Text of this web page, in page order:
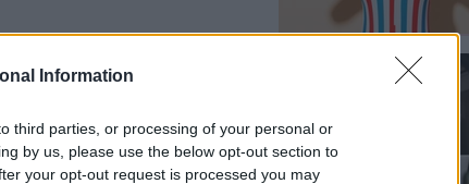
Information
third parties, or processing of your personal or
by us, please use the below opt-out section to
your opt-out request is processed you may